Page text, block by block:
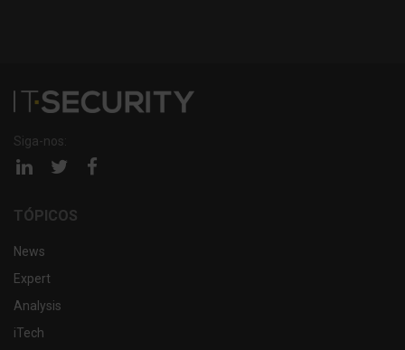
Siga-nos:
Página Página
TÓPICOS
News
Expert
Analysis
iTech